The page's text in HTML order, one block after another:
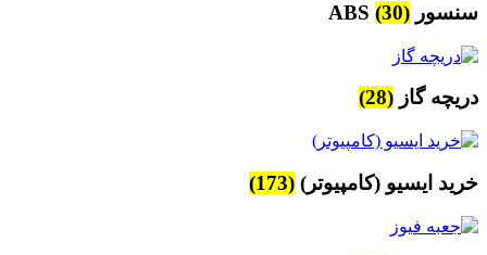
سنسور ABS (30)
دریچه گاز (28)
خرید ایسیو (کامپیوتر) (173)